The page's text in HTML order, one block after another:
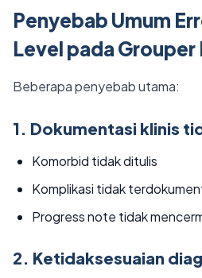
Penyebab Umum
Level pada Grouper
Beberapa penyebab utama:
1. Dokumentasi klinis
Komorbid tidak ditulis
Komplikasi tidak
Progress note tidak
2. Ketidaksesuaian